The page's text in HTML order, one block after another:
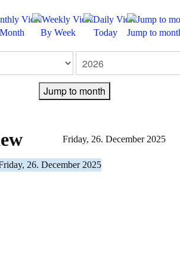
By Week Today Jump to
Jump to month
Friday, 26. December 2025
26. December 2025